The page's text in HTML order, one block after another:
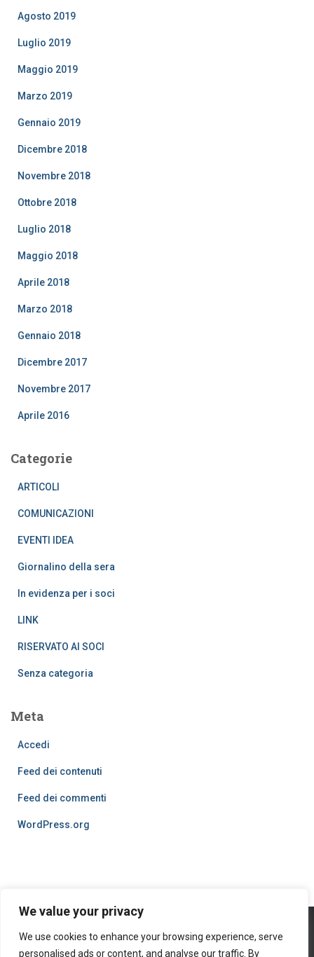
We value your privacy
We use cookies to enhance your browsing experience, serve
personalised ads or content, and analyse our traffic. By
Agosto 2019
Luglio 2019
Maggio 2019
Marzo 2019
Gennaio 2019
Dicembre 2018
Novembre 2018
Ottobre 2018
Luglio 2018
Maggio 2018
Aprile 2018
Marzo 2018
Gennaio 2018
Dicembre 2017
Novembre 2017
Aprile 2016
Categorie
ARTICOLI
COMUNICAZIONI
EVENTI IDEA
Giornalino della sera
In evidenza per i soci
LINK
RISERVATO AI SOCI
Senza categoria
Meta
Accedi
Feed dei contenuti
Feed dei commenti
WordPress.org
PRIVACY POLICY COOKIES